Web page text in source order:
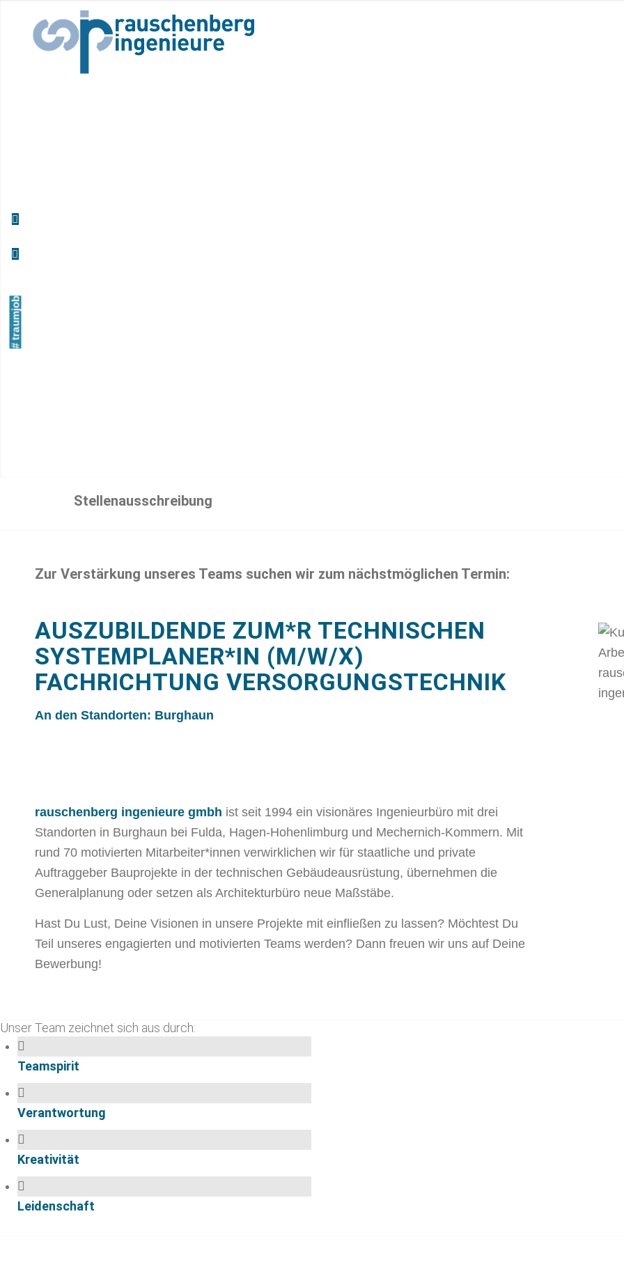
Stellenausschreibung
Zur Verstärkung unseres Teams suchen wir zum nächstmöglichen Termin:
AUSZUBILDENDE ZUM*R TECHNISCHEN
SYSTEMPLANER*IN (M/W/X)
FACHRICHTUNG VERSORGUNGSTECHNIK
An den Standorten: Burghaun
rauschenberg ingenieure gmbh ist seit 1994 ein visionäres Ingenieurbüro mit drei
Standorten in Burghaun bei Fulda, Hagen-Hohenlimburg und Mechernich-Kommern. Mit
rund 70 motivierten Mitarbeiter*innen verwirklichen wir für staatliche und private
Auftraggeber Bauprojekte in der technischen Gebäudeausrüstung, übernehmen die
Generalplanung oder setzen als Architekturbüro neue Maßstäbe.
Hast Du Lust, Deine Visionen in unsere Projekte mit einfließen zu lassen? Möchtest Du
Teil unseres engagierten und motivierten Teams werden? Dann freuen wir uns auf Deine
Bewerbung!
Unser Team zeichnet sich aus durch:
Teamspirit
Verantwortung
Kreativität
Leidenschaft
# traumjob